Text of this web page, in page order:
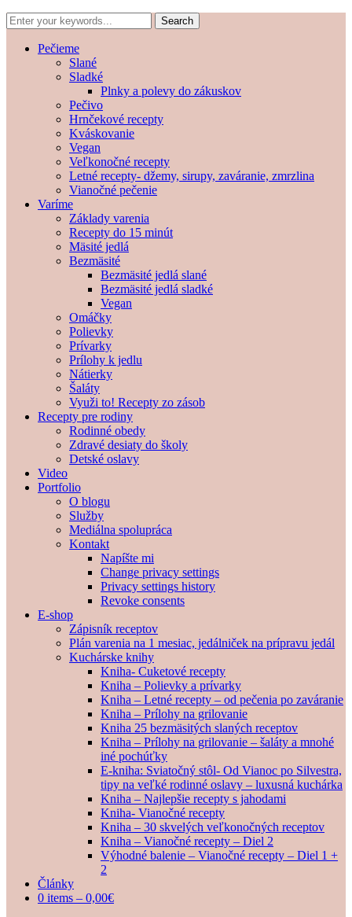
Pečieme
Slané
Sladké
Plnky a polevy do zákuskov
Pečivo
Hrnčekové recepty
Kváskovanie
Vegan
Veľkonočné recepty
Letné recepty- džemy, sirupy, zaváranie, zmrzlina
Vianočné pečenie
Varíme
Základy varenia
Recepty do 15 minút
Mäsité jedlá
Bezmäsité
Bezmäsité jedlá slané
Bezmäsité jedlá sladké
Vegan
Omáčky
Polievky
Prívarky
Prílohy k jedlu
Nátierky
Šaláty
Využi to! Recepty zo zásob
Recepty pre rodiny
Rodinné obedy
Zdravé desiaty do školy
Detské oslavy
Video
Portfolio
O blogu
Služby
Mediálna spolupráca
Kontakt
Napíšte mi
Change privacy settings
Privacy settings history
Revoke consents
E-shop
Zápisník receptov
Plán varenia na 1 mesiac, jedálniček na prípravu jedál
Kuchárske knihy
Kniha- Cuketové recepty
Kniha – Polievky a prívarky
Kniha – Letné recepty – od pečenia po zaváranie
Kniha – Prílohy na grilovanie
Kniha 25 bezmäsitých slaných receptov
Kniha – Prílohy na grilovanie – šaláty a mnohé
iné pochúťky
E-kniha: Sviatočný stôl- Od Vianoc po Silvestra,
tipy na veľké rodinné oslavy – luxusná kuchárka
Kniha – Najlepšie recepty s jahodami
Kniha- Vianočné recepty
Kniha – 30 skvelých veľkonočných receptov
Kniha – Vianočné recepty – Diel 2
Výhodné balenie – Vianočné recepty – Diel 1 +
2
Články
0 items – 0,00€